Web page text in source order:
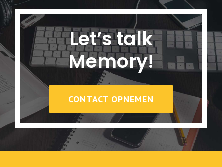
Let’s talk
Memory!
CONTACT OPNEMEN